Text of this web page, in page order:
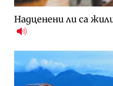
Надценени ли са